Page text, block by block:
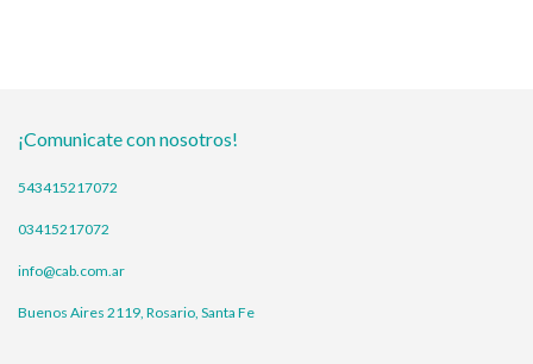
¡Comunicate con nosotros!
543415217072
03415217072
info@cab.com.ar
Buenos Aires 2119, Rosario, Santa Fe